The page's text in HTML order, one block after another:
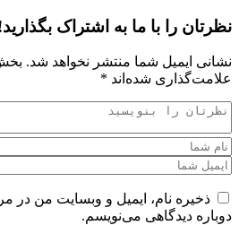
نظرتان را با ما به اشتراک
نشانی ایمیل شما منتشر نخواهد شد.
علامت‌گذاری شده‌اند *
ذخیره نام، ایمیل و وبسایت من در
دوباره دیدگاهی می‌نویسم.